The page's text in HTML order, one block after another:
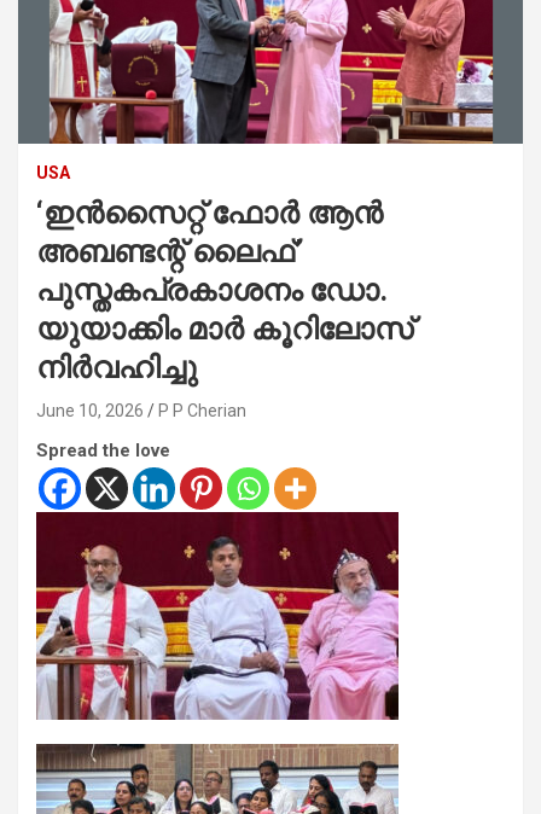
USA
‘ഇൻസൈറ്റ് ഫോർ ആൻ
അബണ്ടന്റ് ലൈഫ്’
പുസ്തകപ്രകാശനം ഡോ.
യുയാക്കിം മാർ കൂറിലോസ്
നിർവഹിച്ചു
June 10, 2026 P P Cherian
Spread the love